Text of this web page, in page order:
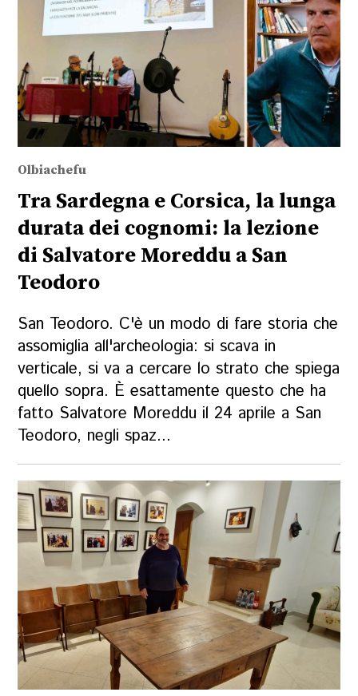
Olbiachefu
Tra Sardegna e Corsica, la lunga
durata dei cognomi: la lezione
di Salvatore Moreddu a San
Teodoro
San Teodoro. C'è un modo di fare storia che
assomiglia all'archeologia: si scava in
verticale, si va a cercare lo strato che spiega
quello sopra. È esattamente questo che ha
fatto Salvatore Moreddu il 24 aprile a San
Teodoro, negli spaz...